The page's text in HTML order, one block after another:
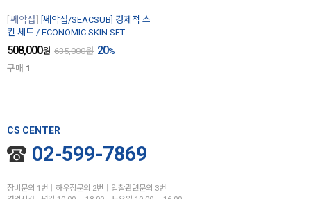
쎄악섭
[쎄악섭/SEACSUB] 경제적 스
킨 세트 / ECONOMIC SKIN SET
508,000원 635,000원 20%
구매 1
CS CENTER
02-599-7869
장비문의 1번│하우징문의 2번│입찰관련문의 3번